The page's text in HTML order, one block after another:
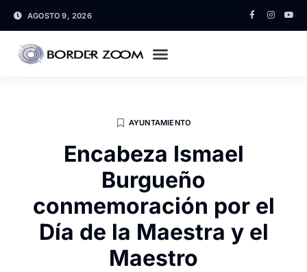
AGOSTO 9, 2026
AYUNTAMIENTO
Encabeza Ismael
Burgueño
conmemoración por el
Día de la Maestra y el
Maestro